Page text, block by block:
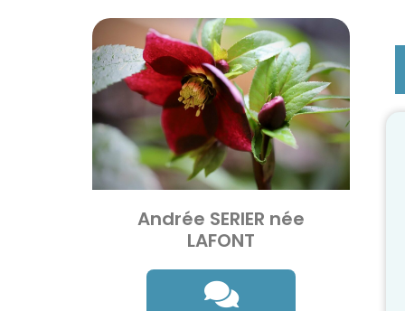
Andrée SERIER née
LAFONT